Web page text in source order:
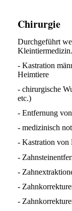
Chirurgie
Durchgeführt
- Kastration
Heimtiere
- chirurgische
etc.)
- Entfernung
- medizinisch
- Kastration von
-
-
-
-